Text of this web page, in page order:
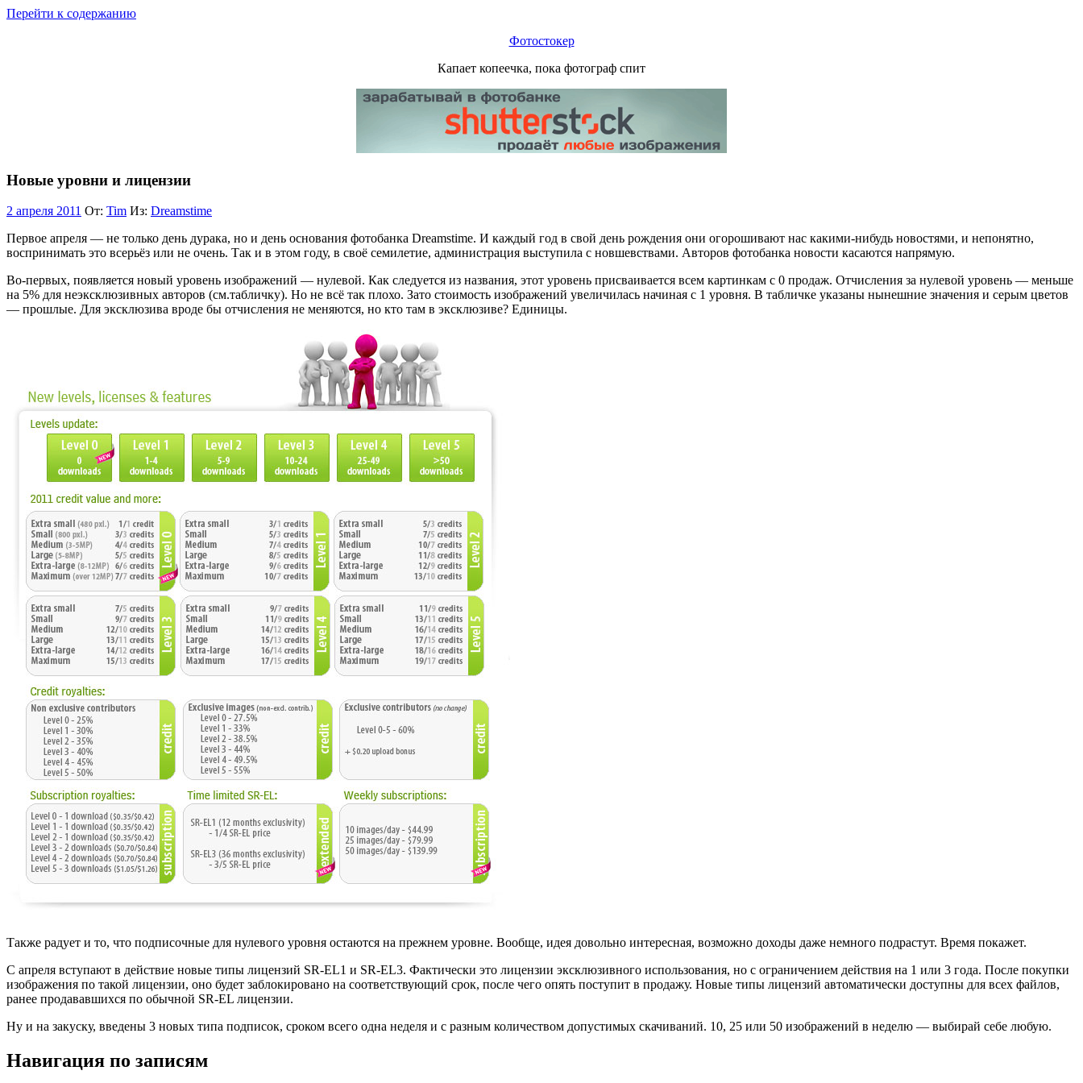
Перейти к содержанию
Фотостокер
Капает копеечка, пока фотограф спит
Новые уровни и лицензии
2 апреля 2011 От: Tim Из: Dreamstime
Первое апреля — не только день дурака, но и день основания фотобанка Dreamstime. И каждый год в свой день рождения они огорошивают нас какими-нибудь новостями, и непонятно,
воспринимать это всерьёз или не очень. Так и в этом году, в своё семилетие, администрация выступила с новшевствами. Авторов фотобанка новости касаются напрямую.
Во-первых, появляется новый уровень изображений — нулевой. Как следуется из названия, этот уровень присваивается всем картинкам с 0 продаж. Отчисления за нулевой уровень — меньше
на 5% для неэксклюзивных авторов (см.табличку). Но не всё так плохо. Зато стоимость изображений увеличилась начиная с 1 уровня. В табличке указаны нынешние значения и серым цветов
— прошлые. Для эксклюзива вроде бы отчисления не меняются, но кто там в эксклюзиве? Единицы.
Также радует и то, что подписочные для нулевого уровня остаются на прежнем уровне. Вообще, идея довольно интересная, возможно доходы даже немного подрастут. Время покажет.
С апреля вступают в действие новые типы лицензий SR-EL1 и SR-EL3. Фактически это лицензии эксклюзивного использования, но с ограничением действия на 1 или 3 года. После покупки
изображения по такой лицензии, оно будет заблокировано на соответствующий срок, после чего опять поступит в продажу. Новые типы лицензий автоматически доступны для всех файлов,
ранее продававшихся по обычной SR-EL лицензии.
Ну и на закуску, введены 3 новых типа подписок, сроком всего одна неделя и с разным количеством допустимых скачиваний. 10, 25 или 50 изображений в неделю — выбирай себе любую.
Навигация по записям